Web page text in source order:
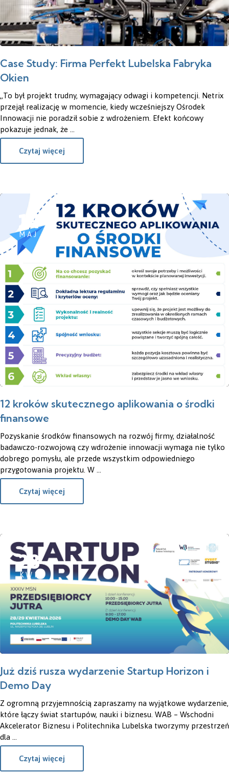
Case Study: Firma Perfekt Lubelska Fabryka
Okien
„To był projekt trudny, wymagający odwagi i kompetencji. Netrix
przejął realizację w momencie, kiedy wcześniejszy Ośrodek
Innowacji nie poradził sobie z wdrożeniem. Efekt końcowy
pokazuje jednak, że ...
Czytaj więcej
14
MAJ
12 kroków skutecznego aplikowania o środki
finansowe
Pozyskanie środków finansowych na rozwój firmy, działalność
badawczo-rozwojową czy wdrożenie innowacji wymaga nie tylko
dobrego pomysłu, ale przede wszystkim odpowiedniego
przygotowania projektu. W ...
Czytaj więcej
28
KWI
Już dziś rusza wydarzenie Startup Horizon i
Demo Day
Z ogromną przyjemnością zapraszamy na wyjątkowe wydarzenie,
które łączy świat startupów, nauki i biznesu. WAB – Wschodni
Akcelerator Biznesu i Politechnika Lubelska tworzymy przestrzeń
dla ...
Czytaj więcej